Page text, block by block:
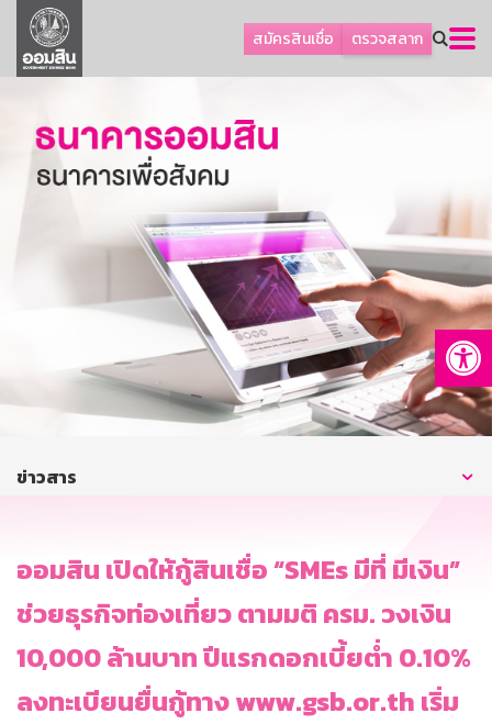
สมัครสินเชื่อ ตรวจสลาก
ลูกค้าธุรกิจ
ลูกค้าผู้ประกอบรายย่อย
ออมเพื่อสุข
เกี่ยวกับธนาคาร
การพัฒนาที่ยั่งยืน
บริการทางการเงิน
ติดต่อเรา
บริการออนไลน์
ข่าวสาร
ออมสิน เปิดให้กู้สินเชื่อ “SMEs มีที่ มีเงิน”
ช่วยธุรกิจท่องเที่ยว ตามมติ ครม. วงเงิน
10,000 ล้านบาท ปีแรกดอกเบี้ยต่ำ 0.10%
ลงทะเบียนยื่นกู้ทาง www.gsb.or.th เริ่ม